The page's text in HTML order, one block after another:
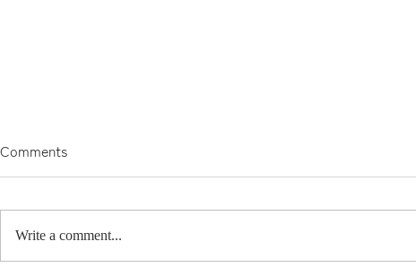
Comments
Write a comment...